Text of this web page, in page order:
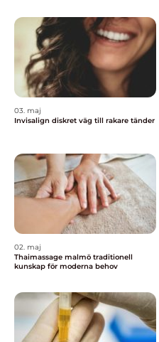
03. maj
Invisalign diskret väg till rakare tänder
02. maj
Thaimassage malmö traditionell
kunskap för moderna behov